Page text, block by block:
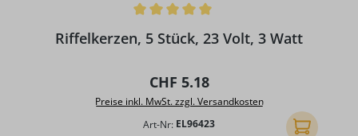
Riffelkerzen, 5 Stück, 23 Volt, 3 Watt
Regulärer Preis:
CHF 5.18
Preise inkl. MwSt. zzgl. Versandkosten
Art-Nr: EL96423 In den